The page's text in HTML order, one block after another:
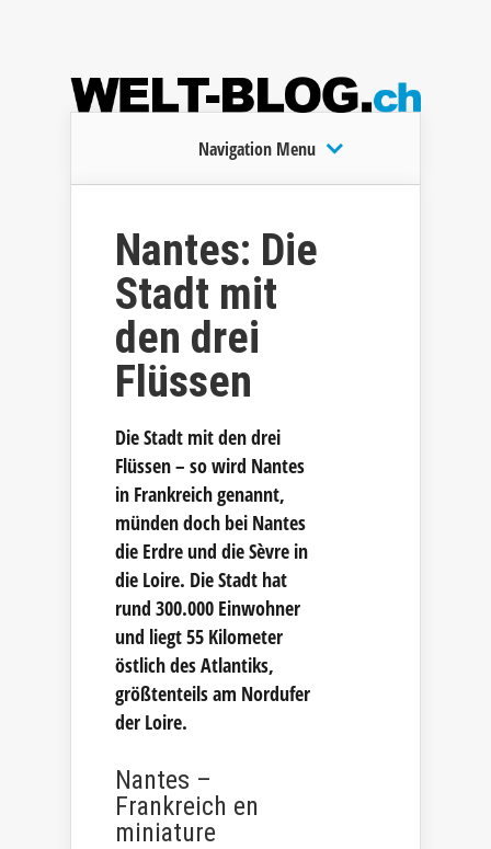
Navigation Menu
Nantes: Die
Stadt mit
den drei
Flüssen
Die Stadt mit den drei
Flüssen – so wird Nantes
in Frankreich genannt,
münden doch bei Nantes
die Erdre und die Sèvre in
die Loire. Die Stadt hat
rund 300.000 Einwohner
und liegt 55 Kilometer
östlich des Atlantiks,
größtenteils am Nordufer
der Loire.
Nantes –
Frankreich en
miniature